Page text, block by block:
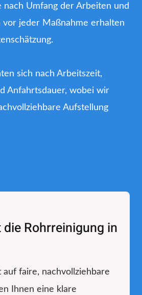
nach Umfang der Arbeiten und
vor jeder Maßnahme erhalten
sich nach Arbeitszeit,
Anfahrtsdauer, wobei wir
Aufstellung
Rohrreinigung in
faire, nachvollziehbare
Ihnen eine klare